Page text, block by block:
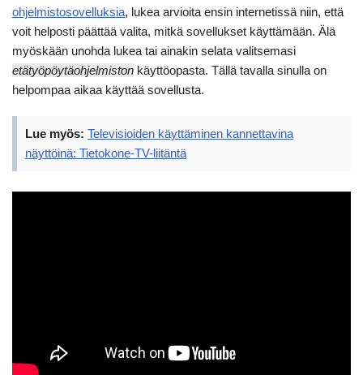
ohjelmistosovelluksia, lukea arvioita ensin internetissä niin, että
voit helposti päättää valita, mitkä sovellukset käyttämään. Älä
myöskään unohda lukea tai ainakin selata valitsemasi
etätyöpöytäohjelmiston käyttöopasta. Tällä tavalla sinulla on
helpompaa aikaa käyttää sovellusta.
Lue myös: Televisioiden käyttäminen kannettavina
näyttöinä: Tietokone-TV-liitäntä